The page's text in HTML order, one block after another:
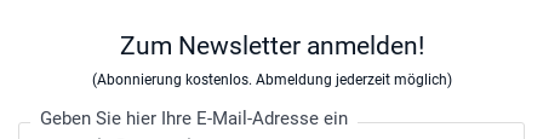
Zum Newsletter anmelden!
(Abonnierung kostenlos. Abmeldung jederzeit möglich)
Geben Sie hier Ihre E-Mail-Adresse ein